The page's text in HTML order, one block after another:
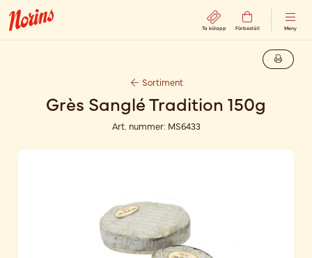
Ta kölapp Förbeställ Meny
Sortiment
Grès Sanglé Tradition 150g
Art. nummer: MS6433